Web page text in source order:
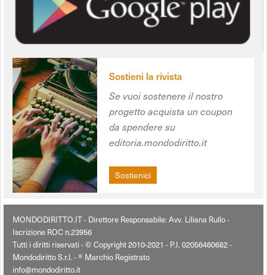
Sostieni la rivista
Se vuoi sostenere il nostro
progetto acquista un coupon
da spendere su
editoria.mondodiritto.it
Sostienici
MONDODIRITTO.IT - Direttore Responsabile: Avv. Liliana Rullo -
Iscrizione ROC n.23956
Tutti i diritti riservati - © Copyright 2010-2021 - P.I. 02056460682 -
Mondodiritto S.r.l. - ® Marchio Registrato
info@mondodiritto.it